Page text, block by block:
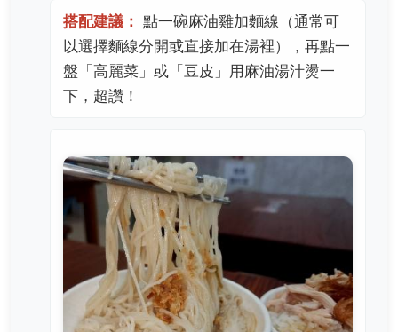
搭配建議： 點一碗麻油雞加麵線（通常可
以選擇麵線分開或直接加在湯裡），再點一
盤「高麗菜」或「豆皮」用麻油湯汁燙一
下，超讚！